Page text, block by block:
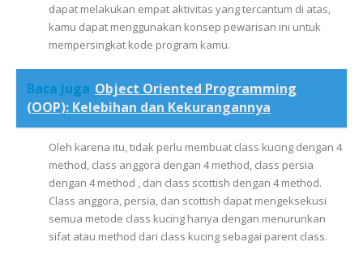
dapat melakukan empat aktivitas yang tercantum di atas,
kamu dapat menggunakan konsep pewarisan ini untuk
mempersingkat kode program kamu.
Baca Juga Object Oriented Programming
(OOP): Kelebihan dan Kekurangannya
Oleh karena itu, tidak perlu membuat class kucing dengan 4
method, class anggora dengan 4 method, class persia
dengan 4 method , dan class scottish dengan 4 method.
Class anggora, persia, dan scottish dapat mengeksekusi
semua metode class kucing hanya dengan menurunkan
sifat atau method dari class kucing sebagai parent class.